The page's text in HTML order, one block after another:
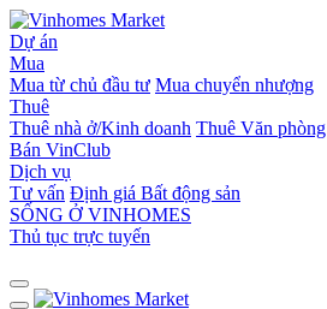
Dự án
Mua
Mua từ chủ đầu tư Mua chuyển nhượng
Thuê
Thuê nhà ở/Kinh doanh Thuê Văn phòng
Bán VinClub
Dịch vụ
Tư vấn Định giá Bất động sản
SỐNG Ở VINHOMES
Thủ tục trực tuyến